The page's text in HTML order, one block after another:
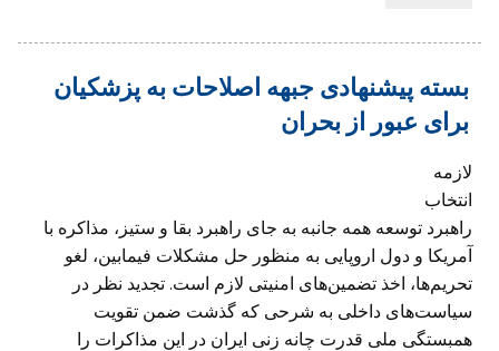
بسته پيشنهادى جبهه اصلاحات به پزشکیان
براى عبور از بحران
لازمه
انتخاب
راهبرد توسعه همه جانبه به جای راهبرد بقا و ستیز، مذاکره با
آمریکا و دول اروپایی به منظور حل مشکلات فیمابین، لغو
تحریم‌ها، اخذ تضمین‌های امنیتی لازم است. تجدید نظر در
سیاست‌های داخلی به شرحی که گذشت ضمن تقویت
همبستگی ملی قدرت چانه زنی ایران در این مذاکرات را